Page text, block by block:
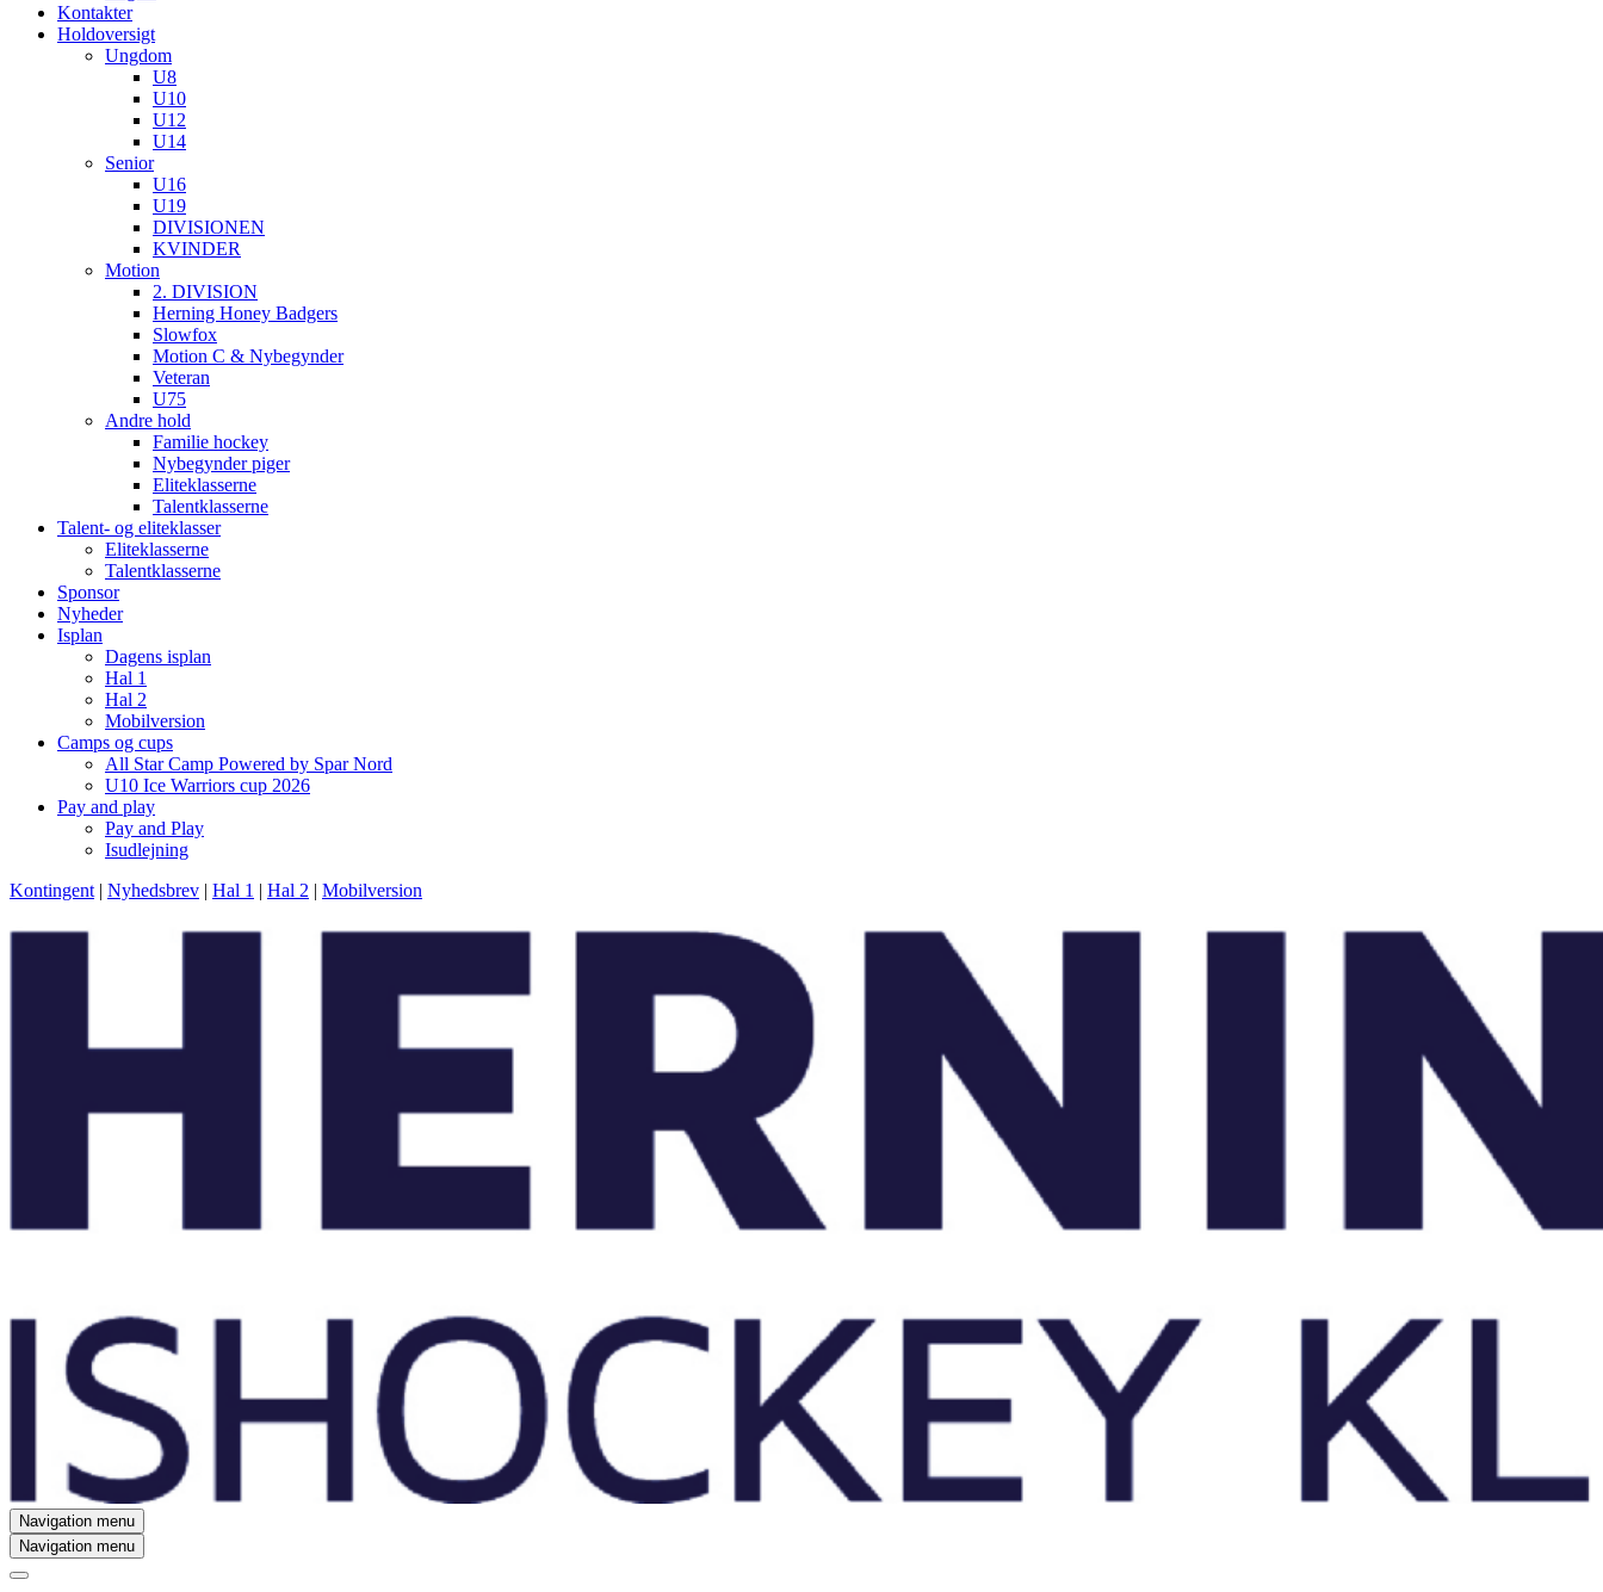
Kontakter
Holdoversigt
Ungdom
U8
U10
U12
U14
Senior
U16
U19
DIVISIONEN
KVINDER
Motion
2. DIVISION
Herning Honey Badgers
Slowfox
Motion C & Nybegynder
Veteran
U75
Andre hold
Familie hockey
Nybegynder piger
Eliteklasserne
Talentklasserne
Talent- og eliteklasser
Eliteklasserne
Talentklasserne
Sponsor
Nyheder
Isplan
Dagens isplan
Hal 1
Hal 2
Mobilversion
Camps og cups
All Star Camp Powered by Spar Nord
U10 Ice Warriors cup 2026
Pay and play
Pay and Play
Isudlejning
Kontingent | Nyhedsbrev | Hal 1 | Hal 2 | Mobilversion
Navigation menu
Navigation menu